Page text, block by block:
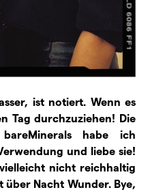
ist notiert. Wenn es
Tag durchzuziehen! Die
habe ich
und liebe sie!
nicht reichhaltig
Nacht Wunder. Bye,